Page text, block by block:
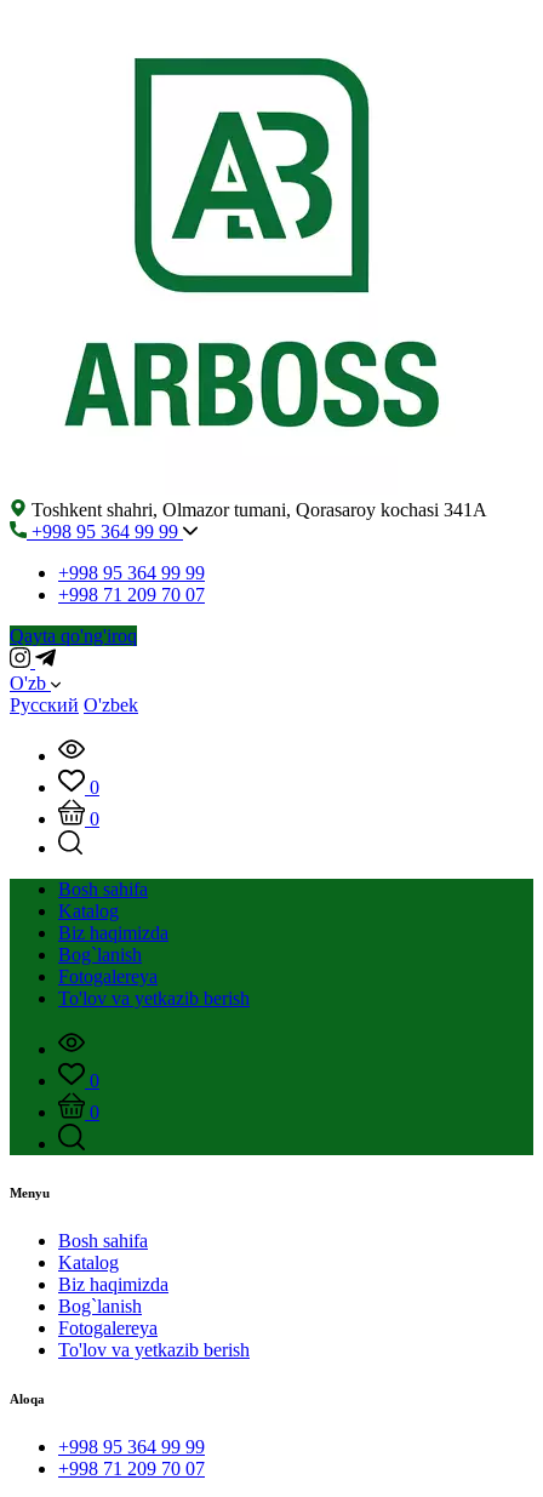
Toshkent shahri, Olmazor tumani, Qorasaroy kochasi 341A
+998 95 364 99 99
+998 95 364 99 99
+998 71 209 70 07
Qayta qo'ng'iroq
O'zb
Русский O'zbek
0
0
Bosh sahifa
Katalog
Biz haqimizda
Bog`lanish
Fotogalereya
To'lov va yetkazib berish
0
0
Menyu
Bosh sahifa
Katalog
Biz haqimizda
Bog`lanish
Fotogalereya
To'lov va yetkazib berish
Aloqa
+998 95 364 99 99
+998 71 209 70 07